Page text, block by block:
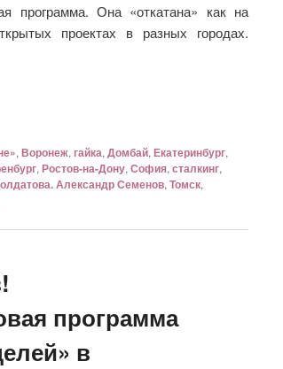
программа. Она «откатана» как на
проектах в разных городах.
, Воронеж, гайка, Домбай, Екатеринбург,
, Ростов-на-Дону, София, сталкинг,
Александр Семенов, Томск,
программа
в